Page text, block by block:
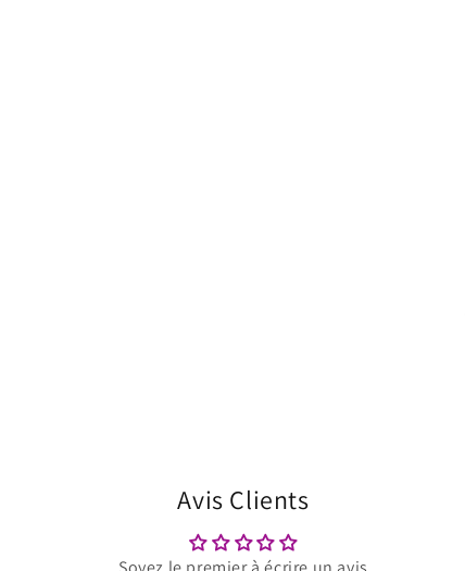
Avis Clients